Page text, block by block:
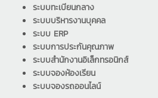
ระบบทะเบียนกลาง
ระบบบริหารงานบุคคล
ระบบ ERP
ระบบการประกันคุณภาพ
ระบบสำนักงานอิเล็กทรอนิกส์
ระบบจองห้องเรียน
ระบบจองรถออนไลน์